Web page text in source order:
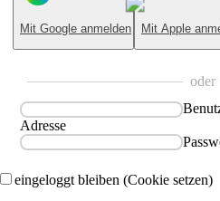
Mit Google anmelden Mit Apple
oder
Adresse
eingeloggt bleiben (Cookie setzen)